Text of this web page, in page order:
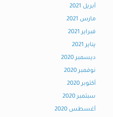
أبريل 2021
مارس 2021
فبراير 2021
يناير 2021
ديسمبر 2020
نوفمبر 2020
أكتوبر 2020
سبتمبر 2020
أغسطس 2020